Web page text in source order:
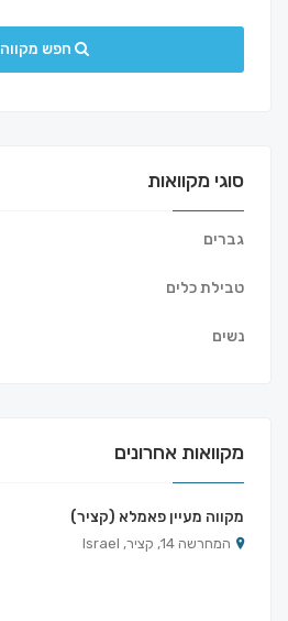
חפש מקווה
סוגי מקוואות
גברים
טבילת כלים
נשים
מקוואות אחרונים
מקווה מעיין פאמלא (קציר)
המחרשה 14, קציר, Israel